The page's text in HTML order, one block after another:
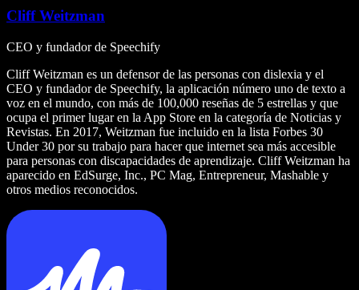
Cliff Weitzman
CEO y fundador de Speechify
Cliff Weitzman es un defensor de las personas con dislexia y el
CEO y fundador de Speechify, la aplicación número uno de texto a
voz en el mundo, con más de 100,000 reseñas de 5 estrellas y que
ocupa el primer lugar en la App Store en la categoría de Noticias y
Revistas. En 2017, Weitzman fue incluido en la lista Forbes 30
Under 30 por su trabajo para hacer que internet sea más accesible
para personas con discapacidades de aprendizaje. Cliff Weitzman ha
aparecido en EdSurge, Inc., PC Mag, Entrepreneur, Mashable y
otros medios reconocidos.